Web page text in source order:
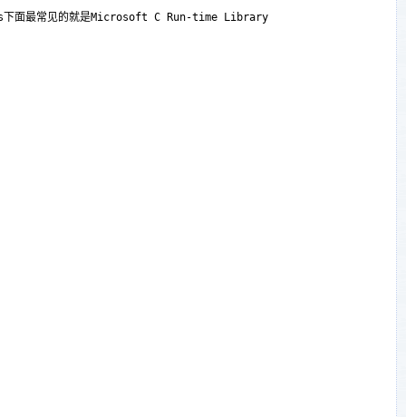
下面最常见的就是Microsoft C Run-time Library